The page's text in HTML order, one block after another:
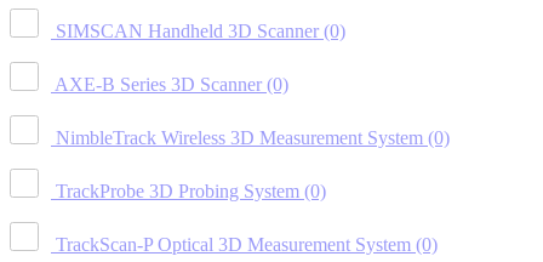
SIMSCAN Handheld 3D Scanner (0)
AXE-B Series 3D Scanner (0)
NimbleTrack Wireless 3D Measurement System (0)
TrackProbe 3D Probing System (0)
TrackScan-P Optical 3D Measurement System (0)